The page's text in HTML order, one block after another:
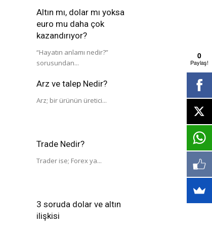
Altın mı, dolar mı yoksa
euro mu daha çok
kazandırıyor?
“Hayatın anlamı nedir?”
sorusundan...
Arz ve talep Nedir?
Arz; bir ürünün üretici...
Trade Nedir?
Trader ise; Forex ya...
3 soruda dolar ve altın
ilişkisi
0
Paylaş!